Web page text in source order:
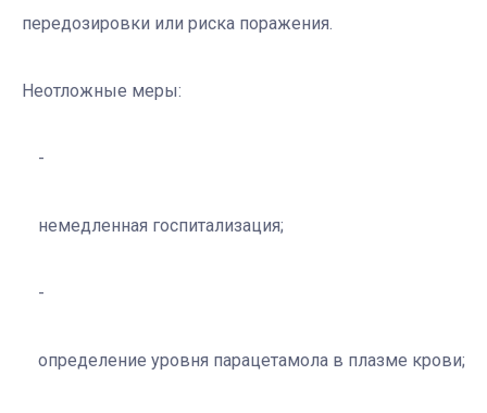
передозировки или риска поражения.
Неотложные меры:
немедленная госпитализация;
определение уровня парацетамола в плазме крови;